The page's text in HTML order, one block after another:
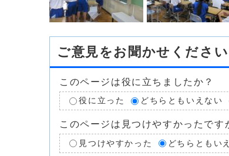
ご意見をお聞かせください
このページは役に立ちましたか？
役に立った どちらともいえない
このページは見つけやすかったです
見つけやすかった どちらともい